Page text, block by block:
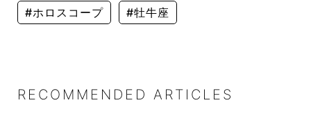
#ホロスコープ #牡牛座
RECOMMENDED ARTICLES